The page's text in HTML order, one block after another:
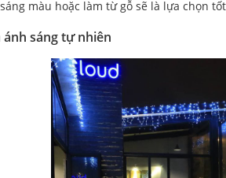
màu hoặc làm từ gỗ sẽ là lựa chọn
ánh sáng tự nhiên